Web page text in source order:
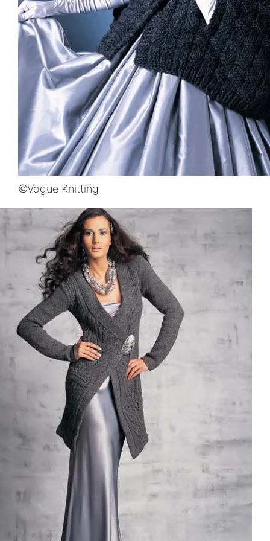
©Vogue Knitting